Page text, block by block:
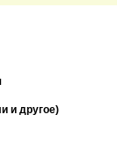
и другое)